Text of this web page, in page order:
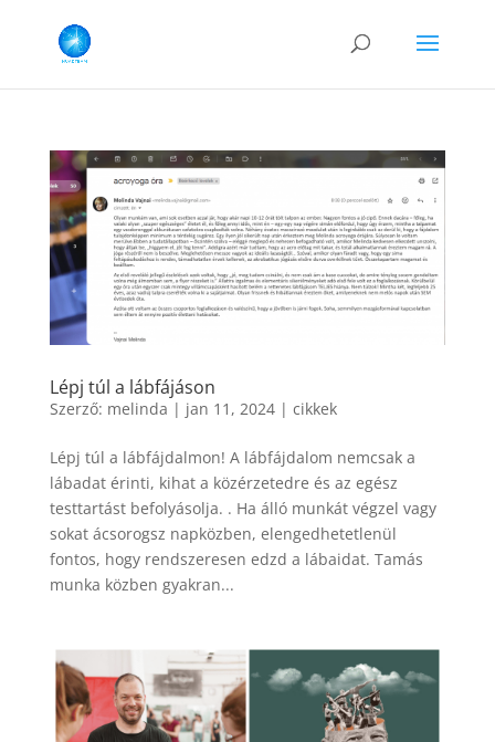
Lépj túl a lábfájáson
Szerző: melinda | jan 11, 2024| cikkek
Lépj túl a lábfájdalmon! A lábfájdalom nemcsak a
lábadat érinti, kihat a közérzetedre és az egész
testtartást befolyásolja. . Ha álló munkát végzel vagy
sokat ácsorogsz napközben, elengedhetetlenül
fontos, hogy rendszeresen edzd a lábaidat. Tamás
munka közben gyakran...